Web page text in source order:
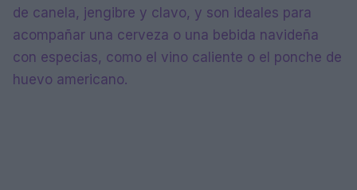
de canela, jengibre y clavo, y son ideales para
acompañar una cerveza o una bebida navideña
con especias, como el vino caliente o el ponche de
huevo americano.